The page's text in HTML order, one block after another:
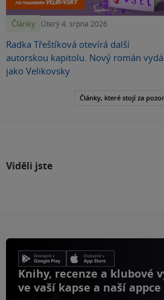
Články Úterý 4. srpna 2026
Radka Třeštíková otevírá další
autorskou kapitolu. Nový román vydá
jako Velikovsky
Články, které stojí za
Viděli jste
Knihy, recenze a klubové
ve vaší kapse a naší appce